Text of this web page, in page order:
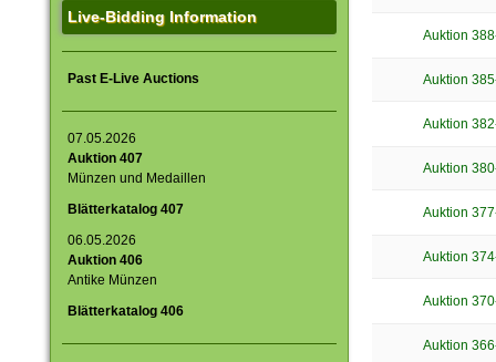
Live-Bidding Information
Past E-Live Auctions
07.05.2026
Auktion 407
Münzen und Medaillen
Blätterkatalog 407
06.05.2026
Auktion 406
Antike Münzen
Blätterkatalog 406
Auktion
Auktion
Auktion
Auktion
Auktion
Auktion
Auktion
Auktion